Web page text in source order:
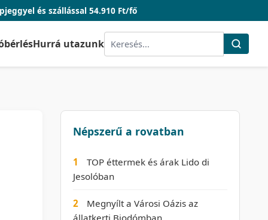
54.910 Ft/fő
Hurrá utazunk
Népszerű a rovatban
1
TOP éttermek és árak Lido di
Jesolóban
2
Megnyílt a Városi Oázis az
állatkerti Biodómban